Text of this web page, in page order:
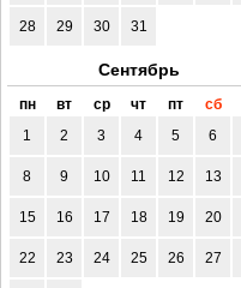
28 29 30 31
Сентябрь
пн вт ср чт пт сб
1
2 3 4 5 6
8 9 10 11 12 13
15 16 17 18 19 20
22 23 24 25 26 27